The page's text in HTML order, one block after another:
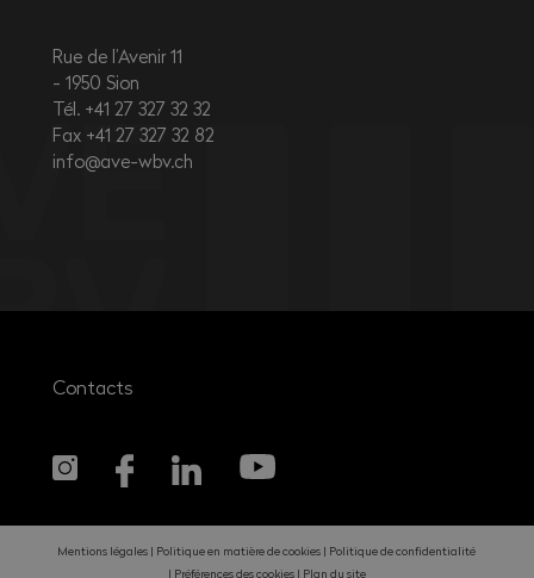
Rue de l’Avenir 11
1950 Sion
Tél. +41 27 327 32 32
Fax +41 27 327 32 82
info@ave-wbv.ch
Contacts
Mentions légales Politique en matière de cookies
Politique de confidentialité
Préférences des cookies
Plan du site